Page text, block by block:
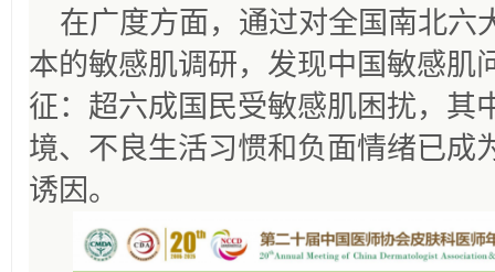
在广度方面，通过对全国南北六
本的敏感肌调研，发现中国敏感肌
征：超六成国民受敏感肌困扰，其
境、不良生活习惯和负面情绪已成
诱因。